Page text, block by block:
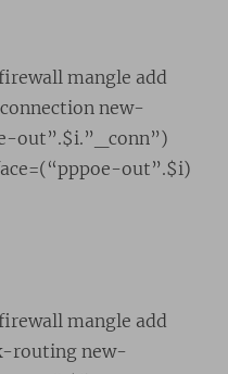
mangle add
new-
out”.$i.”_conn”)
out”.$i)
mangle add
routing new-